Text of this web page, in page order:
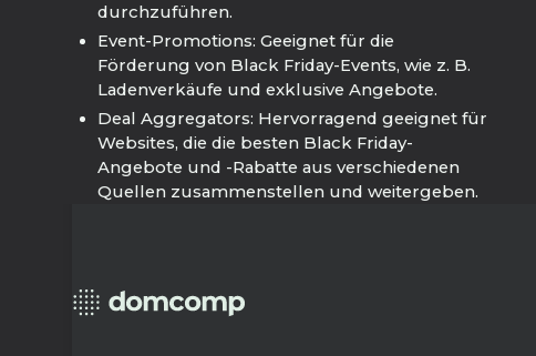
durchzuführen.
Event-Promotions: Geeignet für die
Förderung von Black Friday-Events, wie z. B.
Ladenverkäufe und exklusive Angebote.
Deal Aggregators: Hervorragend geeignet für
Websites, die die besten Black Friday-
Angebote und -Rabatte aus verschiedenen
Quellen zusammenstellen und weitergeben.